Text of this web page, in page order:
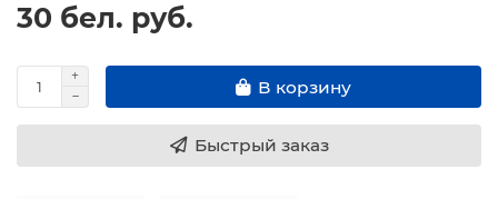
30 бел. руб.
В корзину
Быстрый заказ